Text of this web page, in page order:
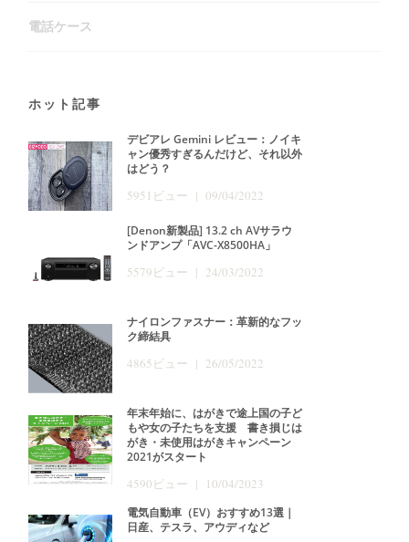
電話ケース
ホット記事
デビアレ Gemini レビュー：ノイキ
ャン優秀すぎるんだけど、それ以外
はどう？
5951ビュー | 09/04/2022
[Denon新製品] 13.2 ch AVサラウ
ンドアンプ「AVC-X8500HA」
5579ビュー | 24/03/2022
ナイロンファスナー：革新的なフッ
ク締結具
4865ビュー | 26/05/2022
年末年始に、はがきで途上国の子ど
もや女の子たちを支援 書き損じは
がき・未使用はがきキャンペーン
2021がスタート
4590ビュー | 10/04/2023
電気自動車（EV）おすすめ13選｜
日産、テスラ、アウディなど